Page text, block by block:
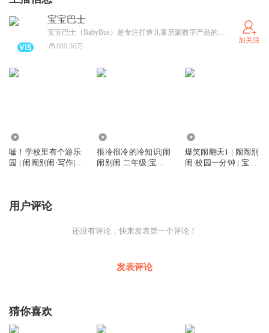
宝宝巴士
宝宝巴士（BabyBus）是专注打造儿童启蒙数字产品的原创品牌，累计服务全球8亿家庭用户。宝宝巴士秉承“快乐启蒙”的理念，用奇妙有趣的方式为儿童提供免费的数字内容，量身定制“好听”（国学故事）、“好看”（儿歌动画）、“好玩”（互动APP）等系列内容产品，让孩子在趣味中认知世界，感受“真、善、美”。
880.36万
加关注
嘘！学校里有个游乐
园 | 闹闹别闹·写作|宝
很冷很冷的冷知识|闹
闹别闹 二年级|宝宝
爆笑闹翻天1 | 闹闹别
闹·校园一分钟 | 宝宝
用户评论
还没有评论，快来发表第一个评论！
发表评论
猜你喜欢